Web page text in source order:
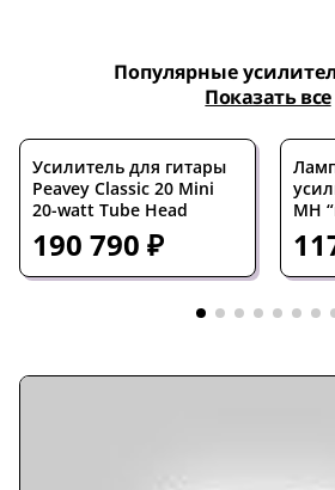
Популярные
Показать все
Усилитель для гитары
Peavey Classic 20 Mini
20-watt Tube Head
190 790 ₽
MH
20